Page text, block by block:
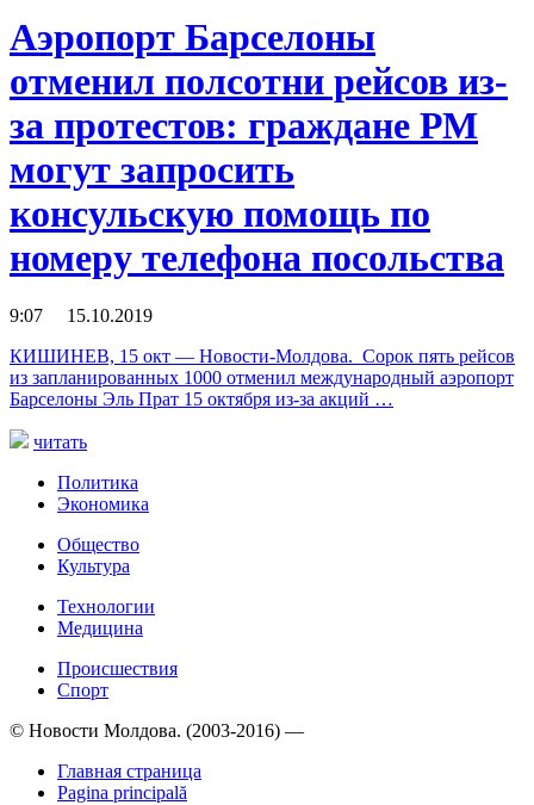
Аэропорт Барселоны
отменил полсотни рейсов из-
за протестов: граждане РМ
могут запросить
консульскую помощь по
номеру телефона посольства
9:07 15.10.2019
КИШИНЕВ, 15 окт — Новости-Молдова. Сорок пять рейсов
из запланированных 1000 отменил международный аэропорт
Барселоны Эль Прат 15 октября из-за акций …
читать
Политика
Экономика
Общество
Культура
Технологии
Медицина
Происшествия
Спорт
© Новости Молдова. (2003-2016) —
Главная страница
Pagina principală